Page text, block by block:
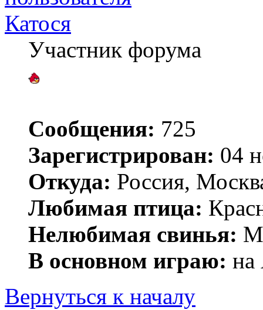
Катося
Участник форума
Сообщения: 725
Зарегистрирован: 04
Откуда: Россия,
Любимая птица:
Нелюбимая свинья:
В основном играю: на
Вернуться к началу